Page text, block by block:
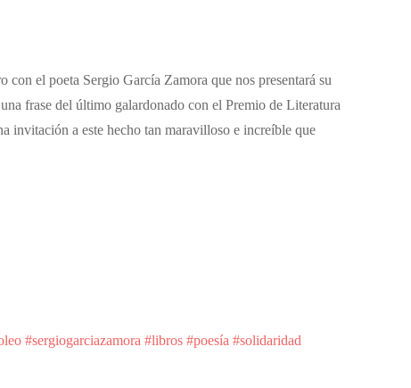
el poeta Sergio García Zamora que nos presentará su
frase del último galardonado con el Premio de Literatura
invitación a este hecho tan maravilloso e increíble que
#sergiogarciazamora #libros #poesía #solidaridad